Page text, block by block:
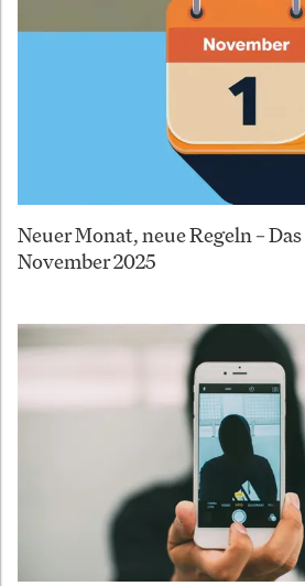
Neuer Monat, neue Regeln –
November 2025